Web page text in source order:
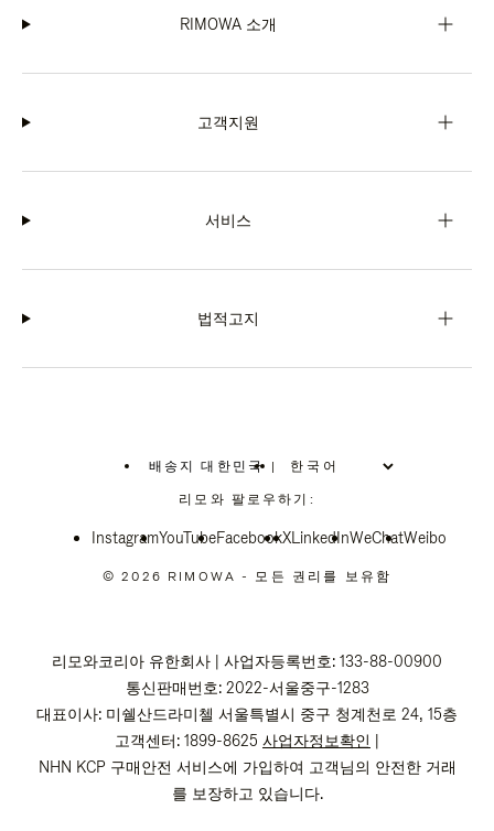
RIMOWA 소개
고객지원
서비스
법적고지
배송지 대한민국
위
치
선
십
|
리모와 팔로우하기:
InstagramYouTubeFacebookXLinkedInWeChatWeibo
© 2026 RIMOWA - 모든 권리를 보유함
리모와코리아 유한회사 | 사업자등록번호: 133-88-00900
통신판매번호: 2022-서울중구-1283
대표이사: 미쉘산드라미첼 서울특별시 중구 청계천로 24, 15층
고객센터: 1899-8625 사업자정보확인 |
NHN KCP 구매안전 서비스에 가입하여 고객님의 안전한 거래
를 보장하고 있습니다.